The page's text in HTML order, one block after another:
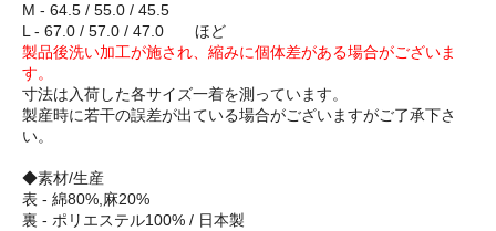
M - 64.5 / 55.0 / 45.5
L - 67.0 / 57.0 / 47.0 ほど
製品後洗い加工が施され、縮みに個体差がある場合がございま
す。
寸法は入荷した各サイズ一着を測っています。
製産時に若干の誤差が出ている場合がございますがご了承下さ
い。
◆素材/生産
表 - 綿80%,麻20%
裏 - ポリエステル100% / 日本製